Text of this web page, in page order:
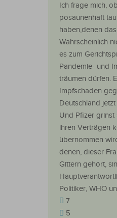
Ich frage mich,
posaunenhaft
haben,denen
Wahrscheinlich
es zum
Pandemie- und
träumen dürfen.
Impfschaden
Deutschland
Und Pfizer grinst
ihren Verträgen
übernommen
denen, dieser
Gittern gehört,
Politiker, WHO
7
5